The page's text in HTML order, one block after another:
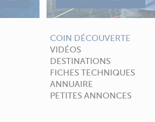
COIN DÉCOUVERTE
VIDÉOS
DESTINATIONS
FICHES TECHNIQUES
ANNUAIRE
PETITES ANNONCES